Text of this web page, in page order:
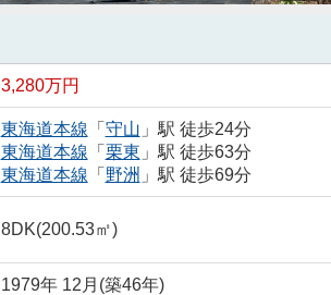
3,280万円
東海道本線 「 守山 」駅 徒歩24分
東海道本線 「 栗東 」駅 徒歩63分
東海道本線 「 野洲 」駅 徒歩69分
8DK(200.53㎡)
1979年 12月(築46年)